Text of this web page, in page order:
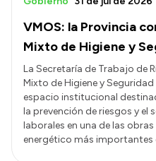
VMOS: la Provincia
Mixto de Higiene y
La Secretaría de Trabajo de
Mixto de Higiene y
espacio institucional
la prevención de riesgos y el
laborales en una de las
energético más importantes